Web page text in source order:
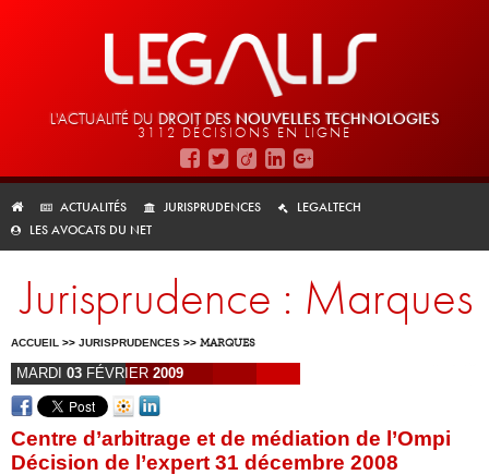
L'ACTUALITÉ DU DROIT DES NOUVELLES TECHNOLOGIES
3112 DÉCISIONS EN LIGNE
ACTUALITÉS JURISPRUDENCES
LEGALTECH
LES AVOCATS DU NET
Jurisprudence : Marques
ACCUEIL >> JURISPRUDENCES >> MARQUES
MARDI 03 FÉVRIER 2009
Centre d’arbitrage et de médiation de l’Ompi
Décision de l’expert 31 décembre 2008